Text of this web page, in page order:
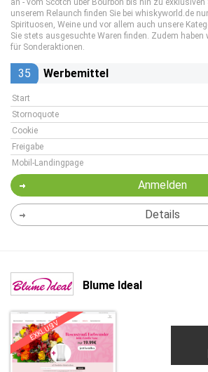
an - vom Scotch über Bourbon bis hin zu exklusiven
unserem Relaunch finden Sie bei whiskyworld.de
Spirituosen, Weine und vor allem auch unsere
Sie stets ausgesuchte Waren finden. Zudem haben
für Sonderaktionen.
35 Werbemittel
Start
Stornoquote
Cookie
Freigabe
Mobil-Landingpage
Anmelden
Details
Blume Ideal
EXKLUSIV